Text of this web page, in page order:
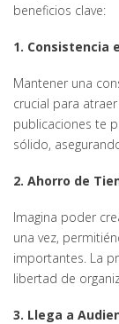
beneficios clave:
1. Consistencia
Mantener una
crucial para
publicaciones te
sólido,
2. Ahorro de
Imagina poder
una vez,
importantes. La
libertad de
3. Llega a